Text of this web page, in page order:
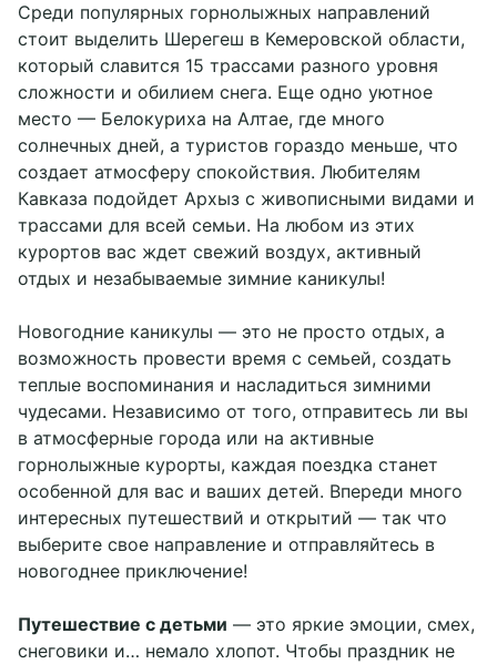
Среди популярных горнолыжных направлений
стоит выделить Шерегеш в Кемеровской области,
который славится 15 трассами разного уровня
сложности и обилием снега. Еще одно уютное
место — Белокуриха на Алтае, где много
солнечных дней, а туристов гораздо меньше, что
создает атмосферу спокойствия. Любителям
Кавказа подойдет Архыз с живописными видами и
трассами для всей семьи. На любом из этих
курортов вас ждет свежий воздух, активный
отдых и незабываемые зимние каникулы!
Новогодние каникулы — это не просто отдых, а
возможность провести время с семьей, создать
теплые воспоминания и насладиться зимними
чудесами. Независимо от того, отправитесь ли вы
в атмосферные города или на активные
горнолыжные курорты, каждая поездка станет
особенной для вас и ваших детей. Впереди много
интересных путешествий и открытий — так что
выберите свое направление и отправляйтесь в
новогоднее приключение!
Путешествие с детьми — это яркие эмоции, смех,
снеговики и… немало хлопот. Чтобы праздник не